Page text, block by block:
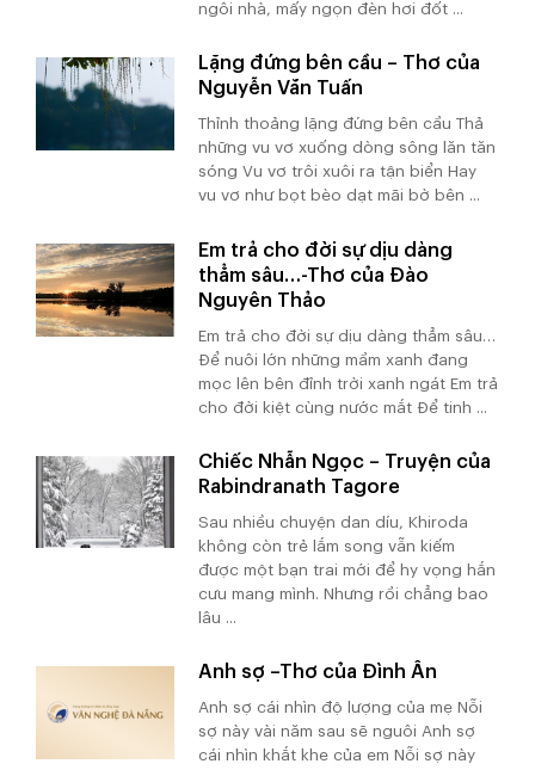
ngôi nhà, mấy ngọn đèn hơi đốt ...
Lặng đứng bên cầu – Thơ của
Nguyễn Văn Tuấn
Thỉnh thoảng lặng đứng bên cầu Thả
những vu vơ xuống dòng sông lăn tăn
sóng Vu vơ trôi xuôi ra tận biển Hay
vu vơ như bọt bèo dạt mãi bờ bên ...
Em trả cho đời sự dịu dàng
thẳm sâu…-Thơ của Đào
Nguyên Thảo
Em trả cho đời sự dịu dàng thẳm sâu…
Để nuôi lớn những mầm xanh đang
mọc lên bên đỉnh trời xanh ngát Em trả
cho đời kiệt cùng nước mắt Để tinh ...
Chiếc Nhẫn Ngọc – Truyện của
Rabindranath Tagore
Sau nhiều chuyện dan díu, Khiroda
không còn trẻ lắm song vẫn kiếm
được một bạn trai mới để hy vọng hắn
cưu mang mình. Nhưng rồi chẳng bao
lâu ...
Anh sợ –Thơ của Đình Ân
Anh sợ cái nhìn độ lượng của mẹ Nỗi
sợ này vài năm sau sẽ nguôi Anh sợ
cái nhìn khắt khe của em Nỗi sợ này